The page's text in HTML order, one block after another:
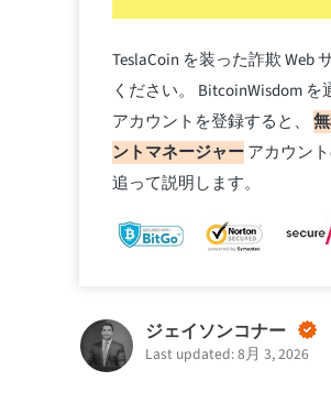
TeslaCoin を装った詐欺 Web
ください。 BitcoinWisdom を
アカウントを登録すると、
ントマネージャーアカウン
追って説明します。
ジェイソンコナー
Last updated: 8月 3, 2026